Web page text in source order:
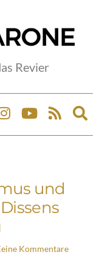
Revier
und
Kommentare